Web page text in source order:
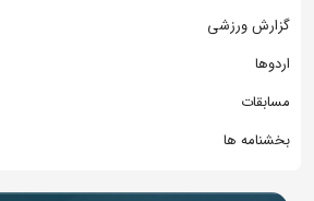
گزارش ورزشی
اردوها
مسابقات
بخشنامه ها